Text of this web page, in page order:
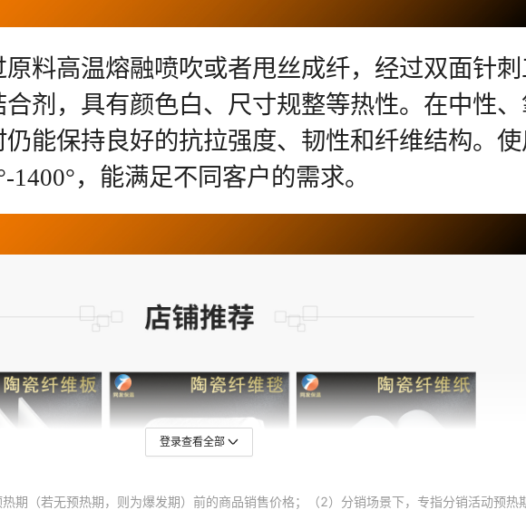
登录查看全部
期（若无预热期，则为爆发期）前的商品销售价格；（2）分销场景下，专指分销活动预